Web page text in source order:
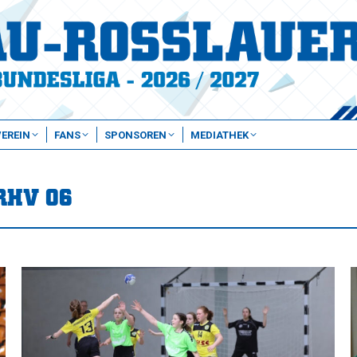
FANS SPONSOREN MEDIATHEK
06